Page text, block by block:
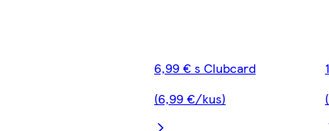
6,99 € s Clubcard
(6,99 €/kus)